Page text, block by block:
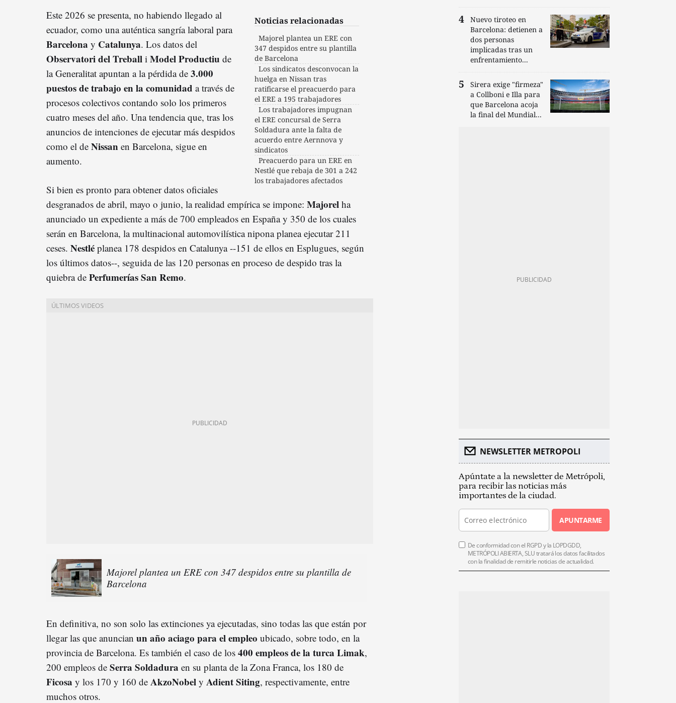
Noticias relacionadas
Majorel plantea un ERE con
347 despidos entre su plantilla
de Barcelona
Los sindicatos desconvocan la
huelga en Nissan tras
ratificarse el preacuerdo para
el ERE a 195 trabajadores
Los trabajadores impugnan
el ERE concursal de Serra
Soldadura ante la falta de
acuerdo entre Aernnova y
sindicatos
Preacuerdo para un ERE en
Nestlé que rebaja de 301 a 242
los trabajadores afectados
Este 2026 se presenta, no habiendo llegado al
ecuador, como una auténtica sangría laboral para
Barcelona y Catalunya. Los datos del
Observatori del Treball i Model Productiu de
la Generalitat apuntan a la pérdida de 3.000
puestos de trabajo en la comunidad a través de
procesos colectivos contando solo los primeros
cuatro meses del año. Una tendencia que, tras los
anuncios de intenciones de ejecutar más despidos
como el de Nissan en Barcelona, sigue en
aumento.
Si bien es pronto para obtener datos oficiales
desgranados de abril, mayo o junio, la realidad empírica se impone: Majorel ha
anunciado un expediente a más de 700 empleados en España y 350 de los cuales
serán en Barcelona, la multinacional automovilística nipona planea ejecutar 211
ceses. Nestlé planea 178 despidos en Catalunya --151 de ellos en Esplugues, según
los últimos datos--, seguida de las 120 personas en proceso de despido tras la
quiebra de Perfumerías San Remo.
Majorel plantea un ERE con 347 despidos entre su plantilla de
Barcelona
En definitiva, no son solo las extinciones ya ejecutadas, sino todas las que están por
llegar las que anuncian un año aciago para el empleo ubicado, sobre todo, en la
provincia de Barcelona. Es también el caso de los 400 empleos de la turca Limak,
200 empleos de Serra Soldadura en su planta de la Zona Franca, los 180 de
Ficosa y los 170 y 160 de AkzoNobel y Adient Siting, respectivamente, entre
muchos otros.
Nuevo tiroteo en
Barcelona: detienen a
dos personas
implicadas tras un
enfrentamiento...
Sirera exige "firmeza"
a Collboni e Illa para
que Barcelona acoja
la final del Mundial...
NEWSLETTER METROPOLI
Apúntate a la newsletter de Metrópoli,
para recibir las noticias más
importantes de la ciudad.
APUNTARME
De conformidad con el RGPD y la LOPDGDD,
METRÓPOLI ABIERTA, SLU tratará los datos facilitados
con la finalidad de remitirle noticias de actualidad.